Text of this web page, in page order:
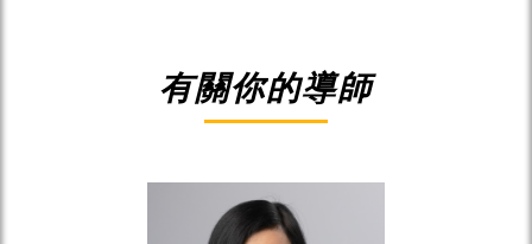
有關你的導師